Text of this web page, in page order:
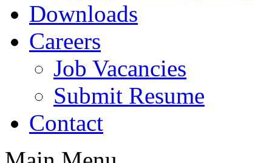
Downloads
Careers
Job Vacancies
Submit Resume
Contact